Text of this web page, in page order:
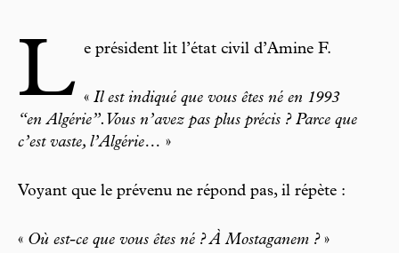
L e président lit l’état civil d’Amine F.
« Il est indiqué que vous êtes né en 1993
“en Algérie”. Vous n’avez pas plus précis ? Parce que
c’est vaste, l’Algérie… »
Voyant que le prévenu ne répond pas, il répète :
« Où est-ce que vous êtes né ? À Mostaganem ?»